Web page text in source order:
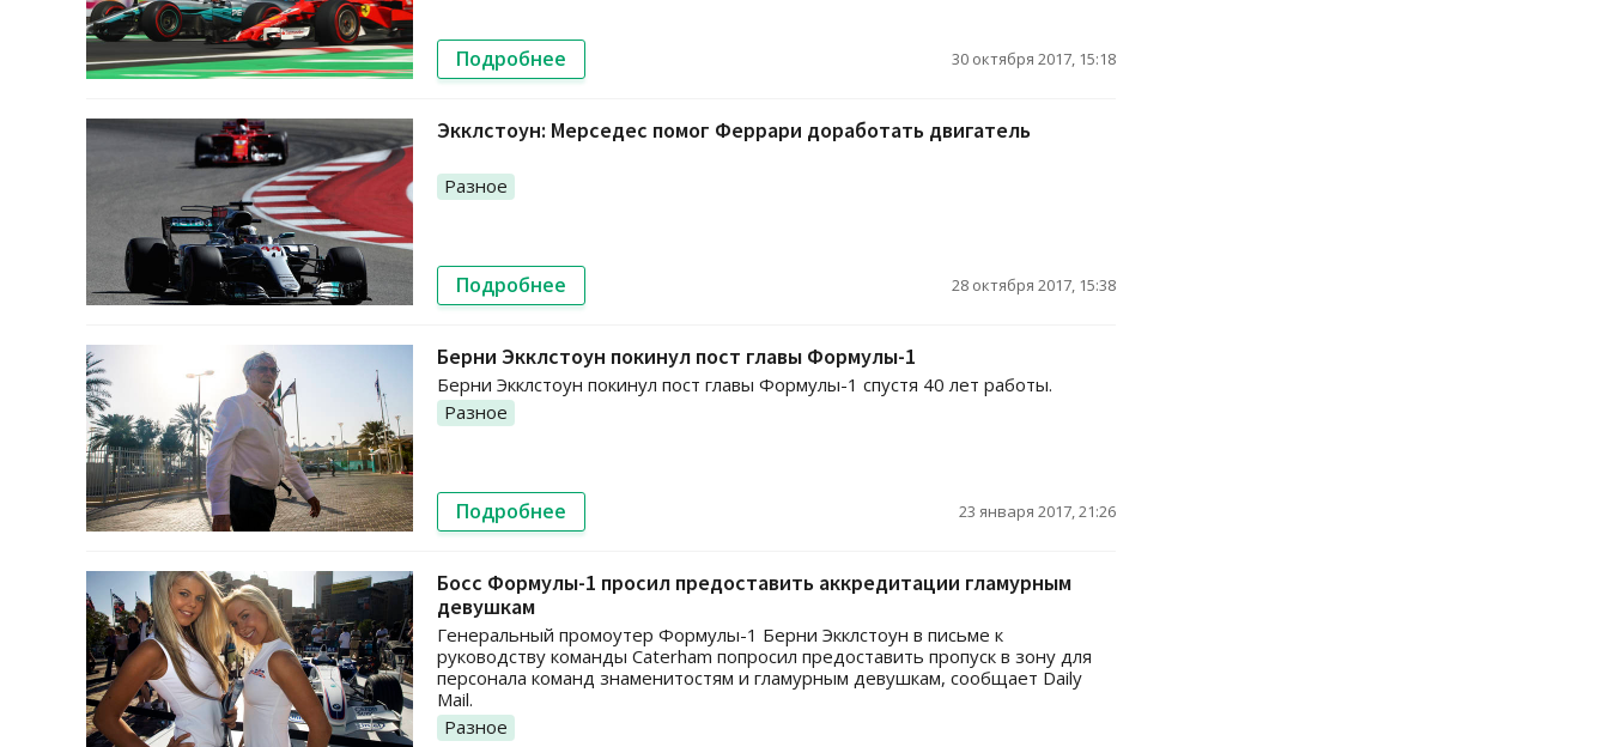
Подробнее 30 октября 2017, 15:18
Экклстоун: Мерседес помог Феррари доработать двигатель
Разное
Подробнее 28 октября 2017, 15:38
Берни Экклстоун покинул пост главы Формулы-1
Берни Экклстоун покинул пост главы Формулы-1 спустя 40 лет работы.
Разное
Подробнее 23 января 2017, 21:26
Босс Формулы-1 просил предоставить аккредитации гламурным
девушкам
Генеральный промоутер Формулы-1 Берни Экклстоун в письме к
руководству команды Caterham попросил предоставить пропуск в зону для
персонала команд знаменитостям и гламурным девушкам, сообщает Daily
Mail.
Разное